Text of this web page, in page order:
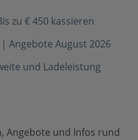
zu € 450 kassieren
Angebote August 2026
und Ladeleistung
Angebote und Infos rund